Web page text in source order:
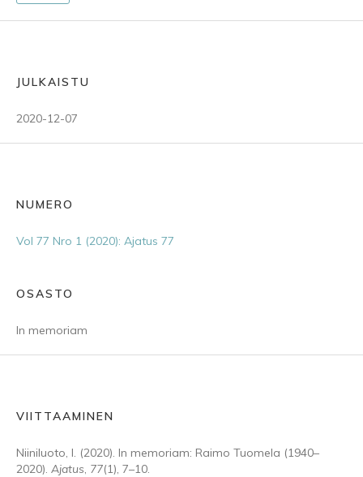
JULKAISTU
2020-12-07
NUMERO
Vol 77 Nro 1 (2020): Ajatus 77
OSASTO
In memoriam
VIITTAAMINEN
Niiniluoto, I. (2020). In memoriam: Raimo Tuomela (1940–
2020). Ajatus, 77(1), 7–10.